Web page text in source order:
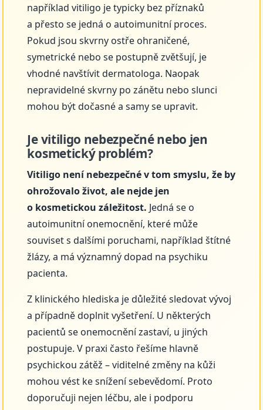
například vitiligo je typicky bez příznaků
a přesto se jedná o autoimunitní proces.
Pokud jsou skvrny ostře ohraničené,
symetrické nebo se postupně zvětšují, je
vhodné navštívit dermatologa. Naopak
nepravidelné skvrny po zánětu nebo slunci
mohou být dočasné a samy se upravit.
Je vitiligo nebezpečné nebo jen
kosmetický problém?
Vitiligo není nebezpečné v tom smyslu, že by
ohrožovalo život, ale nejde jen
o kosmetickou záležitost. Jedná se o
autoimunitní onemocnění, které může
souviset s dalšími poruchami, například štítné
žlázy, a má významný dopad na psychiku
pacienta.
Z klinického hlediska je důležité sledovat vývoj
a případně doplnit vyšetření. U některých
pacientů se onemocnění zastaví, u jiných
postupuje. V praxi často řešíme hlavně
psychickou zátěž – viditelné změny na kůži
mohou vést ke snížení sebevědomí. Proto
doporučuji nejen léčbu, ale i podporu